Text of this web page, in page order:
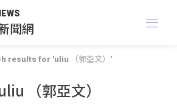
聞網
results for 'uliu （郭亞文）'
（郭亞文）